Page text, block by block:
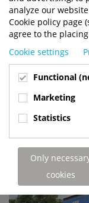
analyze our
Cookie policy page
agree to the
Cookie settings
Functional
Marketing
Statistics
Only
cookies